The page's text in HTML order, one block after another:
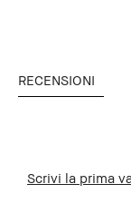
RECENSIONI
Scrivi la prima